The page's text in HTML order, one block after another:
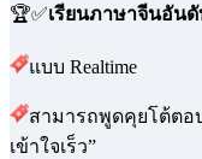
🏆✅เรียนภาษาจีนอันดั
แบบ Realtime
สามารถพูดคุยโต้ตอ
เข้าใจเร็ว”